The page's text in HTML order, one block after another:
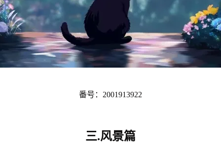
番号：2001913922
三.风景篇